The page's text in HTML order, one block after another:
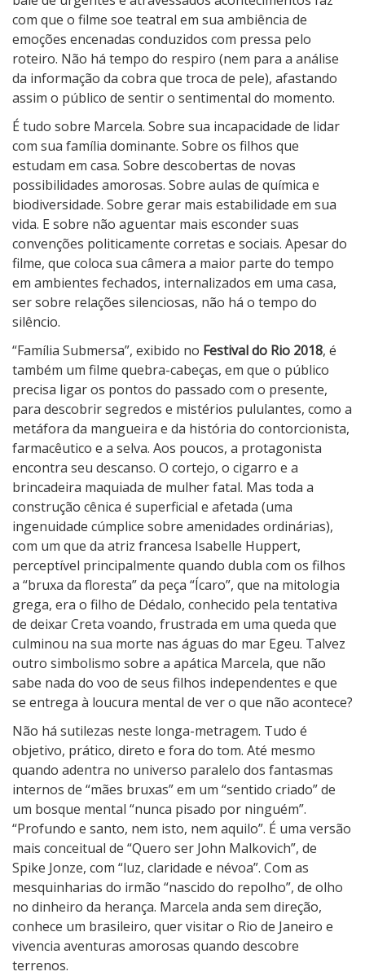
com que o filme soe teatral em sua ambiência de
emoções encenadas conduzidos com pressa pelo
roteiro. Não há tempo do respiro (nem para a análise
da informação da cobra que troca de pele), afastando
assim o público de sentir o sentimental do momento.
É tudo sobre Marcela. Sobre sua incapacidade de lidar
com sua família dominante. Sobre os filhos que
estudam em casa. Sobre descobertas de novas
possibilidades amorosas. Sobre aulas de química e
biodiversidade. Sobre gerar mais estabilidade em sua
vida. E sobre não aguentar mais esconder suas
convenções politicamente corretas e sociais. Apesar do
filme, que coloca sua câmera a maior parte do tempo
em ambientes fechados, internalizados em uma casa,
ser sobre relações silenciosas, não há o tempo do
silêncio.
“Família Submersa”, exibido no Festival do Rio 2018, é
também um filme quebra-cabeças, em que o público
precisa ligar os pontos do passado com o presente,
para descobrir segredos e mistérios pululantes, como a
metáfora da mangueira e da história do contorcionista,
farmacêutico e a selva. Aos poucos, a protagonista
encontra seu descanso. O cortejo, o cigarro e a
brincadeira maquiada de mulher fatal. Mas toda a
construção cênica é superficial e afetada (uma
ingenuidade cúmplice sobre amenidades ordinárias),
com um que da atriz francesa Isabelle Huppert,
perceptível principalmente quando dubla com os filhos
a “bruxa da floresta” da peça “Ícaro”, que na mitologia
grega, era o filho de Dédalo, conhecido pela tentativa
de deixar Creta voando, frustrada em uma queda que
culminou na sua morte nas águas do mar Egeu. Talvez
outro simbolismo sobre a apática Marcela, que não
sabe nada do voo de seus filhos independentes e que
se entrega à loucura mental de ver o que não acontece?
Não há sutilezas neste longa-metragem. Tudo é
objetivo, prático, direto e fora do tom. Até mesmo
quando adentra no universo paralelo dos fantasmas
internos de “mães bruxas” em um “sentido criado” de
um bosque mental “nunca pisado por ninguém”.
“Profundo e santo, nem isto, nem aquilo”. É uma versão
mais conceitual de “Quero ser John Malkovich”, de
Spike Jonze, com “luz, claridade e névoa”. Com as
mesquinharias do irmão “nascido do repolho”, de olho
no dinheiro da herança. Marcela anda sem direção,
conhece um brasileiro, quer visitar o Rio de Janeiro e
vivencia aventuras amorosas quando descobre
terrenos.